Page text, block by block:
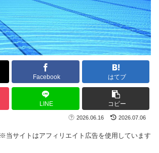
Facebook はてブ
LINE コピー
2026.06.16 2026.07.06
※当サイトはアフィリエイト広告を使用しています